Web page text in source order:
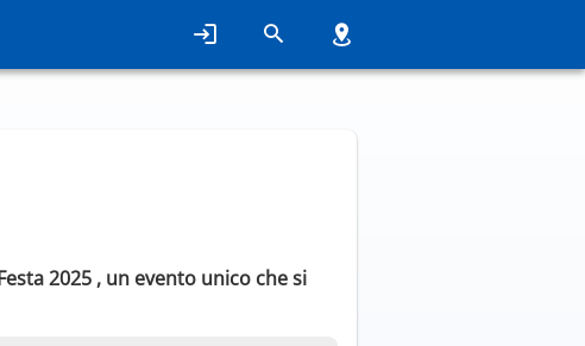
2025 , un evento unico che si